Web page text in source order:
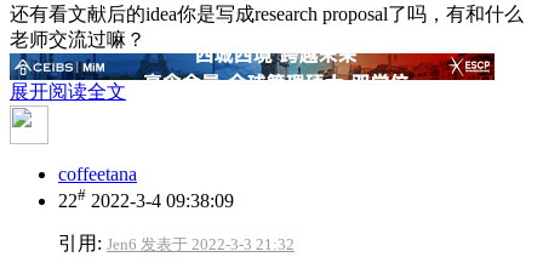
还有看文献后的idea你是写成research proposal了吗，有和什么
老师交流过嘛？
展开阅读全文
coffeetana
22# 2022-3-4 09:38:09
引用: Jen6 发表于 2022-3-3 21:32